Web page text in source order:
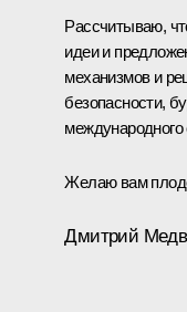
Рассчитываю,
идеи и
механизмов и
безопасности,
международного
Желаю вам
Дмитрий